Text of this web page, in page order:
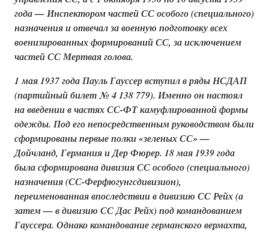
года — Инспектором частей СС особого (специального)
назначения и отвечал за военную подготовку всех
военизированных формирований СС, за исключением
частей СС Мертвая голова.
1 мая 1937 года Пауль Гауссер вступил в ряды НСДАП
(партийный билет № 4 138 779). Именно он настоял
на введении в частяхСС-ФТкамуфлированной формы
одежды. Под его непосредственным руководством были
сформированы первые полки«зеленых СС» —
Дойчланд, ГерманияиДер Фюрер. 18 мая 1939 года
была сформированадивизия СС особого (специального)
назначения (СС-Ферфюгунгсдивизион),
переименованная впоследствии вдивизию ССРейх(а
затем — вдивизию ССДас Рейх) под командованием
Гауссера. Однако командование германского вермахта,